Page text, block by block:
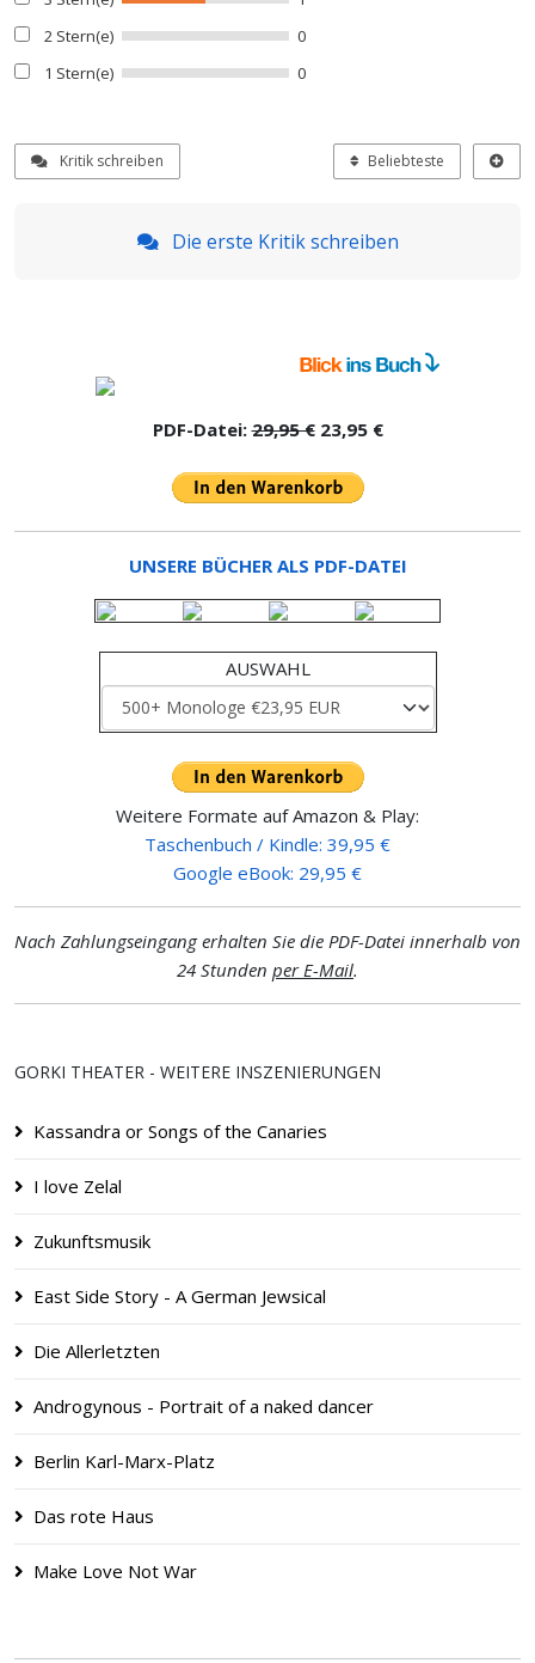
2 Stern(e)
0
1 Stern(e)
0
Kritik schreiben Beliebteste
Die erste Kritik schreiben
PDF-Datei:29,95 €23,95 €
UNSERE BÜCHER ALS PDF-DATEI
AUSWAHL
Weitere Formate auf Amazon & Play:
Taschenbuch / Kindle: 39,95 €
Google eBook: 29,95 €
Nach Zahlungseingang erhalten Sie die PDF-Datei innerhalb von
24 Stunden per E-Mail.
GORKI THEATER - WEITERE INSZENIERUNGEN
Kassandra or Songs of the Canaries
I love Zelal
Zukunftsmusik
East Side Story - A German Jewsical
Die Allerletzten
Androgynous - Portrait of a naked dancer
Berlin Karl-Marx-Platz
Das rote Haus
Make Love Not War